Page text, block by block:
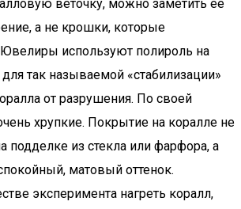
веточку, можно заметить ее
а не крошки, которые
Ювелиры используют полироль на
так называемой «стабилизации»
от разрушения. По своей
хрупкие. Покрытие на коралле не
подделке из стекла или фарфора, а
матовый оттенок.
эксперимента нагреть коралл,